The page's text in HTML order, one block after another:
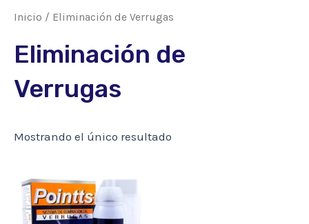
Inicio / Eliminación de Verrugas
Eliminación de
Verrugas
Mostrando el único resultado